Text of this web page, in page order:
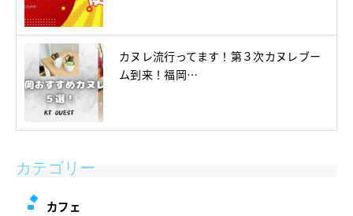
カヌレ流行ってます！第３次カヌレブー
ム到来！福岡…
カテゴリー
カフェ